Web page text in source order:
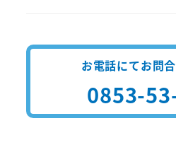
お電話にてお問
0853-